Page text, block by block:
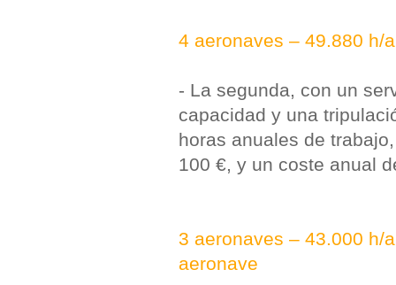
4 aeronaves – 49.880 h/
- La segunda, con un
capacidad y una
horas anuales de
100 €, y un coste anual
3 aeronaves – 43.000 h/
aeronave